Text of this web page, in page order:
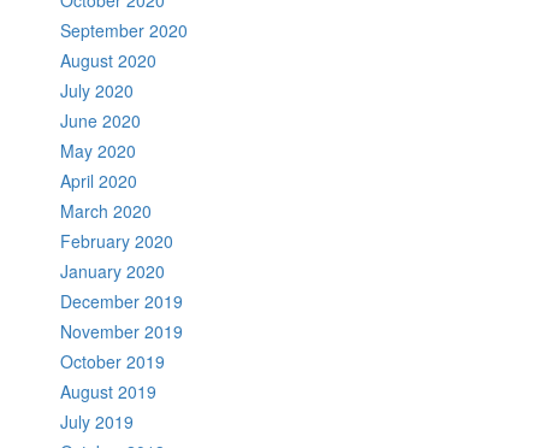
September 2020
August 2020
July 2020
June 2020
May 2020
April 2020
March 2020
February 2020
January 2020
December 2019
November 2019
October 2019
August 2019
July 2019